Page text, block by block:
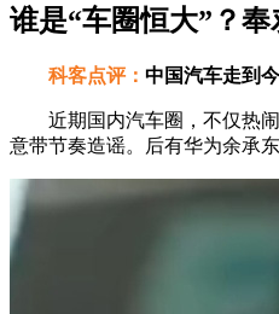
谁是“车圈恒大”？
科客点评： 中国汽车走到
近期国内汽车圈，不仅热闹
意带节奏造谣。后有华为余承